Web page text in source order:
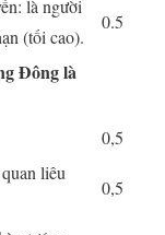
là người
(tối cao).
0.5
Đông là
0,5
liêu
0,5